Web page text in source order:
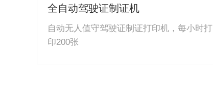
全自动驾驶证制证机
自动无人值守驾驶证制证打印机，每小时打
印200张